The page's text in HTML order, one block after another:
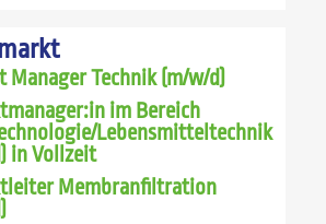
Manager Technik (m/w/d)
im Bereich
Lebensmitteltechnik
in Vollzeit
Membranfiltration